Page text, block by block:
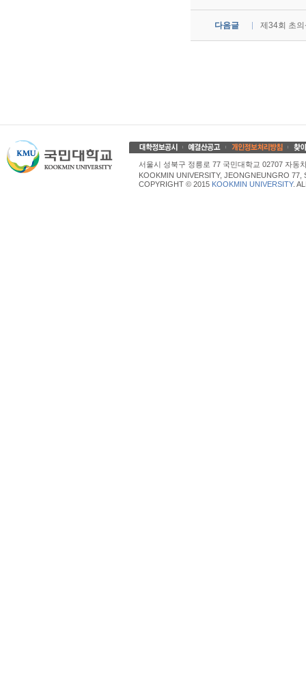
다음글 제34회 초
서울시 성북구 정릉로 77 국민대학교 02707 자동
KOOKMIN UNIVERSITY, JEONGNEUNGRO
COPYRIGHT © 2015 KOOKMIN UNIVERSITY.